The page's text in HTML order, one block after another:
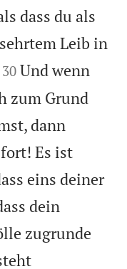
dass du als
Leib in


30 Und wenn
zum Grund
dann
Es ist
eins deiner
dein
zugrunde